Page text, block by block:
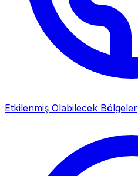
Etkilenmiş Olabilecek Bölgeler